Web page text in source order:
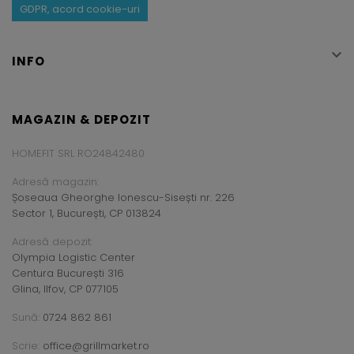
GDPR, acord cookie-uri
INFO 
MAGAZIN & DEPOZIT
HOMEFIT SRL RO24842480
Adresă magazin:
Șoseaua Gheorghe Ionescu-Sisești nr. 226
Sector 1, București, CP 013824
Adresă depozit:
Olympia Logistic Center
Centura București 316
Glina, Ilfov, CP 077105
Sună: 0724 862 861
Scrie: office@grillmarket.ro